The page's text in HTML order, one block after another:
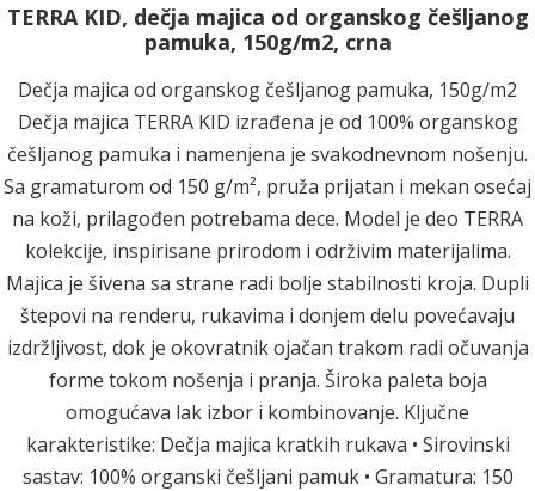
TERRA KID, dečja majica od organskog češljanog
pamuka, 150g/m2, crna
Dečja majica od organskog češljanog pamuka, 150g/m2
Dečja majica TERRA KID izrađena je od 100% organskog
češljanog pamuka i namenjena je svakodnevnom nošenju.
Sa gramaturom od 150 g/m², pruža prijatan i mekan osećaj
na koži, prilagođen potrebama dece. Model je deo TERRA
kolekcije, inspirisane prirodom i održivim materijalima.
Majica je šivena sa strane radi bolje stabilnosti kroja. Dupli
štepovi na renderu, rukavima i donjem delu povećavaju
izdržljivost, dok je okovratnik ojačan trakom radi očuvanja
forme tokom nošenja i pranja. Široka paleta boja
omogućava lak izbor i kombinovanje. Ključne
karakteristike: Dečja majica kratkih rukava • Sirovinski
sastav: 100% organski češljani pamuk • Gramatura: 150